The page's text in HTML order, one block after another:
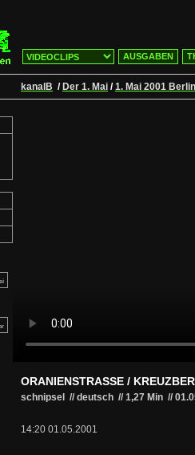
AUSGABEN
kanalB / Der 1. Mai /1. Mai 2001 Berlin
ORANIENSTRASSE /
schnipsel // deutsch // 1,27 Min //
14:20 01.05.2001